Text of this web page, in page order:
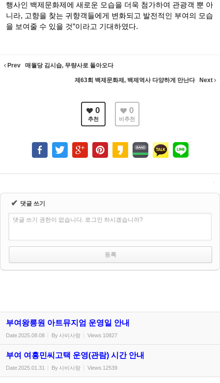
행사인 백제문화제에 새로운 모습을 더욱 첨가하여 관광객 뿐 아
니라, 고향을 찾는 귀향객들에게 변화되고 발전적인 부여의 모습
을 보여줄 수 있을 것”이라고 기대하였다.
Prev 매월당 김시습, 무량사로 돌아오다
제63회 백제문화제, 백제역사 다양하게 만난다 Next
0
추천
0
비추천
✔ 댓글 쓰기
댓글 쓰기 권한이 없습니다. 로그인 하시겠습니까?
부여왕릉원 아트뮤지엄 운영일 안내
Date2025.08.08 By 사비사랑 Views 10827
부여 여흥민씨고택 운영(관람) 시간 안내
Date2025.01.31 By 사비사랑 Views 12539